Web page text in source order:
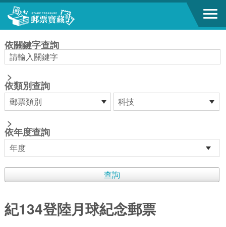
跳到主要內容區塊
依關鍵字查詢
>
依類別查詢
>
依年度查詢
紀134登陸月球紀念郵票